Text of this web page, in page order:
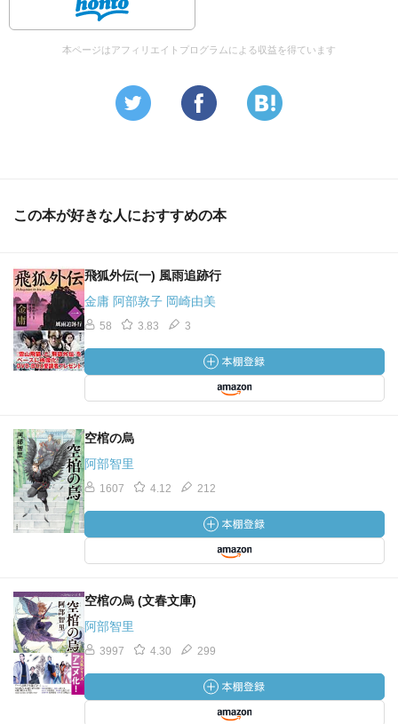
本ページはアフィリエイトプログラムによる収益を得ています
この本が好きな人におすすめの本
飛狐外伝(一) 風雨追跡行
金庸 阿部敦子 岡崎由美
58 3.83 3
空棺の烏
阿部智里
1607 4.12 212
空棺の烏 (文春文庫)
阿部智里
3997 4.30 299